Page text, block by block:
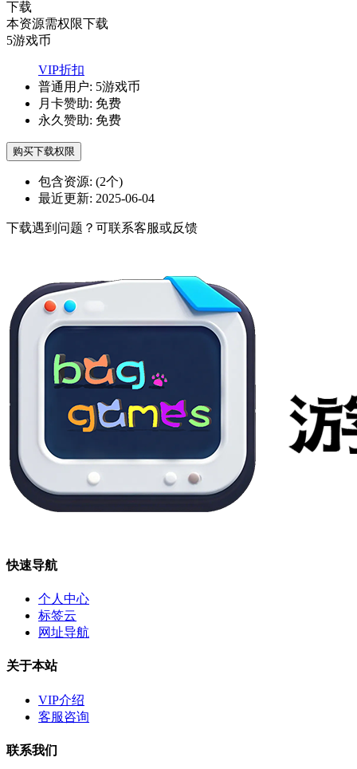
下载
本资源需权限下载
5游戏币
VIP折扣
普通用户: 5游戏币
月卡赞助: 免费
永久赞助: 免费
购买下载权限
包含资源: (2个)
最近更新: 2025-06-04
下载遇到问题？可联系客服或反馈
快速导航
个人中心
标签云
网址导航
关于本站
VIP介绍
客服咨询
联系我们